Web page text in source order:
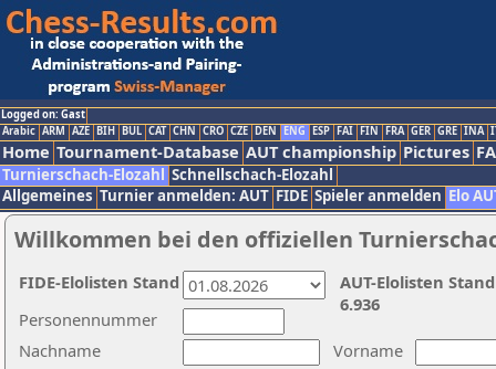
Logged on: Gast
Arabic ARM AZE BIH BUL CAT CHN CRO CZE DEN ENG ESP FAI FIN FRA GER GRE INA
Home Tournament-Database AUT championship Pictures
Turnierschach-Elozahl Schnellschach-Elozahl
Allgemeines Turnier anmelden: AUT FIDE Spieler anmelden Elo
Willkommen bei den offiziellen
Nachname
Vorname
Personennummer
AUT-Elolisten
6.936
FIDE-Elolisten Stand